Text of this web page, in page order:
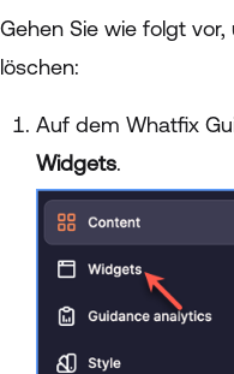
Gehen Sie wie folgt
löschen:
Auf dem Whatfix
Widgets.